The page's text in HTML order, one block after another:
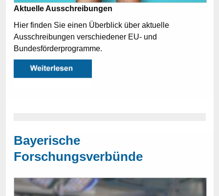
Aktuelle Ausschreibungen
Hier finden Sie einen Überblick über aktuelle
Ausschreibungen verschiedener EU- und
Bundesförderprogramme.
Bayerische
Forschungsverbünde